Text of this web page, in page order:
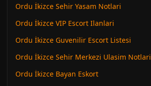
Ordu İkizce Sehir Yasam Notlari
Ordu İkizce VIP Escort Ilanlari
Ordu İkizce Guvenilir Escort Listesi
Ordu İkizce Sehir Merkezi Ulasim Notlari
Ordu İkizce Bayan Eskort